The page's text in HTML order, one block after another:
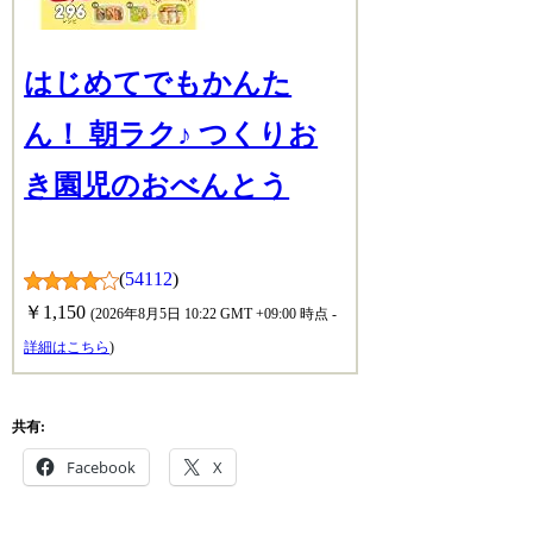
はじめてでもかんた
ん！ 朝ラク♪ つくりお
き園児のおべんとう
(54112)
￥1,150 (2026年8月5日 10:22 GMT +09:00 時点 -
詳細はこちら)
共有:
Facebook X